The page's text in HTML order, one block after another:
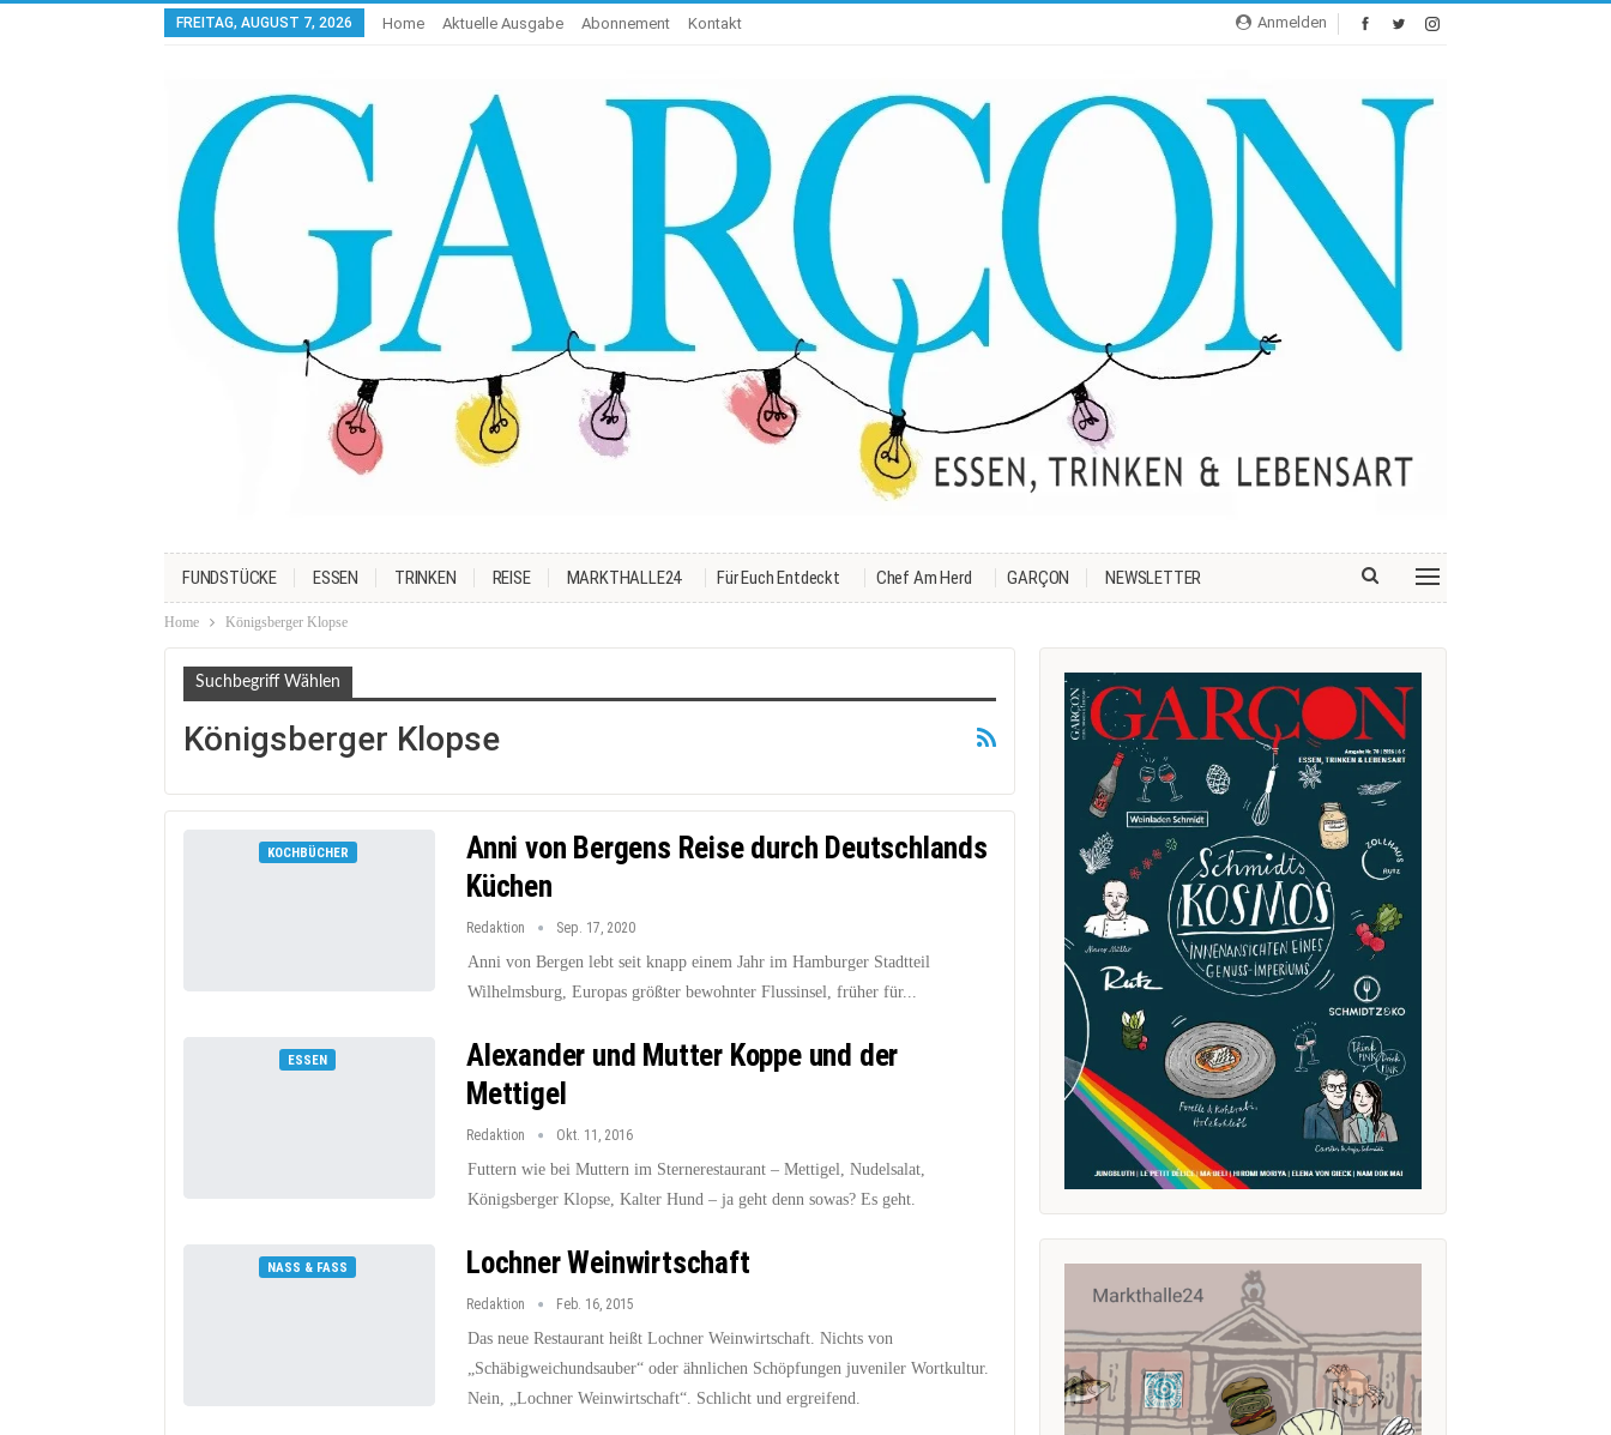
Anmelden
FREITAG, AUGUST 7, 2026 Home Aktuelle Ausgabe Abonnement Kontakt
FUNDSTÜCKE ESSEN TRINKEN REISE MARKTHALLE24 Für Euch Entdeckt Chef Am Herd GARÇON NEWSLETTER
Home Königsberger Klopse
Suchbegriff Wählen
Königsberger Klopse
KOCHBÜCHER
Anni von Bergens Reise durch Deutschlands
Küchen
Redaktion Sep. 17, 2020
Anni von Bergen lebt seit knapp einem Jahr im Hamburger Stadtteil
Wilhelmsburg, Europas größter bewohnter Flussinsel, früher für...
ESSEN
Alexander und Mutter Koppe und der
Mettigel
Redaktion Okt. 11, 2016
Futtern wie bei Muttern im Sternerestaurant – Mettigel, Nudelsalat,
Königsberger Klopse, Kalter Hund – ja geht denn sowas? Es geht.
NASS & FASS Lochner Weinwirtschaft
Redaktion Feb. 16, 2015
Das neue Restaurant heißt Lochner Weinwirtschaft. Nichts von
„Schäbigweichundsauber“ oder ähnlichen Schöpfungen juveniler Wortkultur.
Nein, „Lochner Weinwirtschaft“. Schlicht und ergreifend.